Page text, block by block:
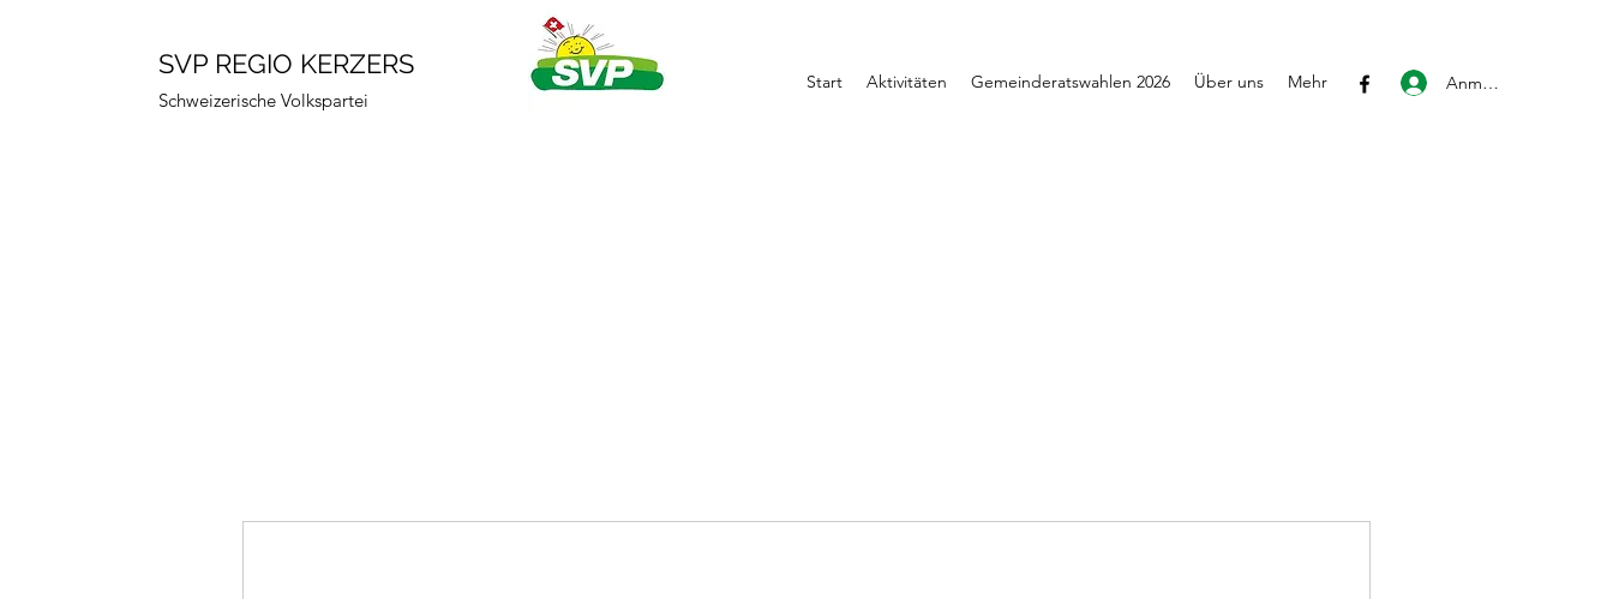
SVP REGIO KERZERS
Schweizerische Volkspartei
Start Aktivitäten Gemeinderatswahlen 2026 Über uns Mehr Anmelden